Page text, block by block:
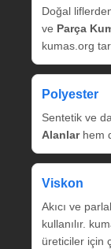
Doğal
ve Parça
kumas.org
Polyester
Sentetik ve
Alanlarhem
Viskon
Akıcı ve
kullanılır.
üreticiler için